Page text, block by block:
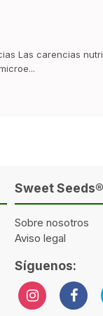
Las carencias
Sweet Seeds®
Sobre nosotros
Aviso legal
Síguenos: